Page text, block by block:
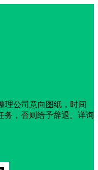
理公司意向图纸，时间
务，否则给予辞退。详询